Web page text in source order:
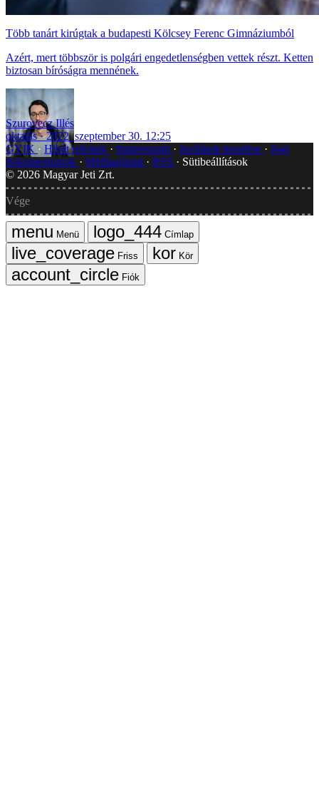
Több tanárt kirúgtak a budapesti Kölcsey Ferenc Gimnáziumból
Azért, mert többször is polgári engedetlenségben vettek részt. Ketten
biztosan bíróságra mennének.
Szurovecz Illés
oktatás
2022. szeptember 30. 12:25
GYIK
Hibát jelentek Impresszum Javítások kezelése
Jogi
dokumentumok
Médiaajánlat RSS
Sütibeállítások
© 2026 Magyar Jeti Zrt.
Vége
Menü
Címlap
Friss
Kör
Fiók